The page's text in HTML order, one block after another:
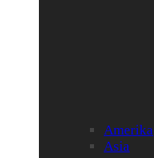
Amerika
Asia